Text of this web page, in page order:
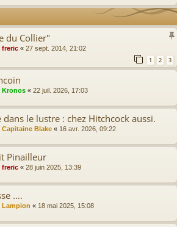
du Collier"
freric « 27 sept. 2014, 21:02
1 2 3
Kronos « 22 juil. 2026, 17:03
dans le lustre : chez Hitchcock aussi.
Capitaine Blake « 16 avr. 2026, 09:22
Pinailleur
freric « 28 juin 2025, 13:39
….
Lampion « 18 mai 2025, 15:08